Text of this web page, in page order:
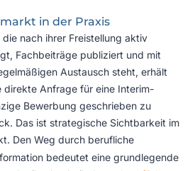
in der Praxis
nach ihrer Freistellung aktiv
Fachbeiträge publiziert und mit
Austausch steht, erhält
direkte Anfrage für eine Interim-
Bewerbung geschrieben zu
Das ist strategische Sichtbarkeit im
Den Weg durch berufliche
bedeutet eine grundlegende